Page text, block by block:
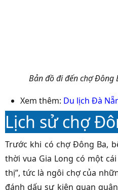
Bản đồ đi đến chợ Đông
Xem thêm: Du lịch Đà
Lịch sử chợ
Trước khi có chợ Đông Ba,
thời vua Gia Long có một
thị”, tức là ngôi chợ của
đánh dấu sự kiện quan